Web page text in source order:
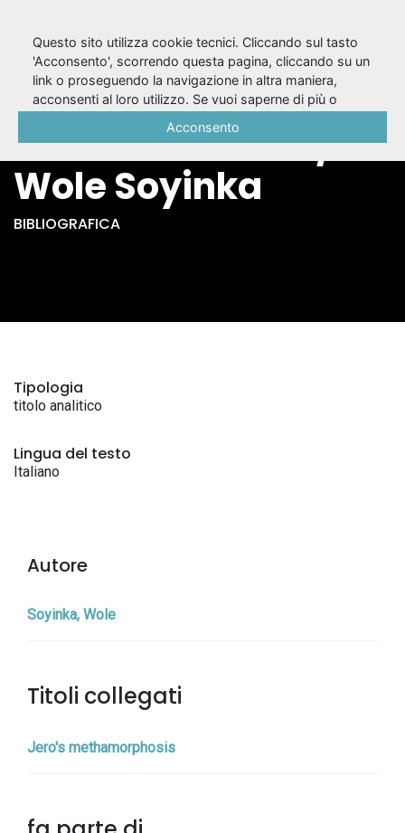
La metamorfosi di
Fratel Geronimo /
Wole Soyinka
BIBLIOGRAFICA
Tipologia
titolo analitico
Lingua del testo
Italiano
Autore
Soyinka, Wole
Titoli collegati
Jero's methamorphosis
Questo sito utilizza cookie tecnici. Cliccando sul tasto
'Acconsento', scorrendo questa pagina, cliccando su un
link o proseguendo la navigazione in altra maniera,
acconsenti al loro utilizzo. Se vuoi saperne di più o
Acconsento